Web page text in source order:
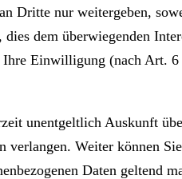
Dritte nur weitergeben,
dies dem überwiegenden
Einwilligung (nach Art.
unentgeltlich Auskunft
verlangen. Weiter können
Daten geltend